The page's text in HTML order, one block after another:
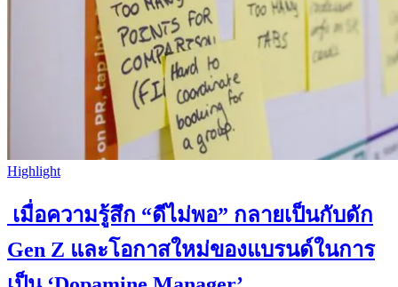
Highlight
เมื่อความรู้สึก “ดีไม่พอ” กลายเป็นกับดัก
Gen Z และโอกาสใหม่ของแบรนด์ในการ